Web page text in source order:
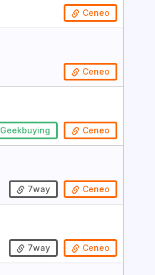
Ceneo
Ceneo
Geekbuying Ceneo
7way Ceneo
7way Ceneo